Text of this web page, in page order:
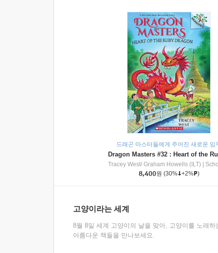
드래곤 마스터들에게 주어진 새로운 임
Tracey West/ Graham Howells (ILT)
8,400원 (30% +2% )
고양이라는 세계
8월 8일 세계 고양이의 날을 맞아, 고양이를 노래하
아름다운 책들을 만나보세요.